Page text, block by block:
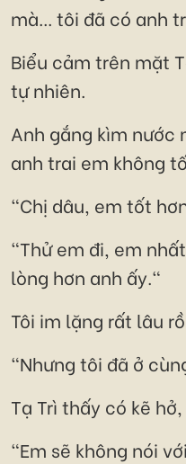
mà... tôi đã có anh
Biểu cảm trên mặt
tự nhiên.
Anh gắng kìm nước
anh trai em không
"Chị dâu, em tốt
"Thử em đi, em
lòng hơn anh ấy."
Tôi im lặng rất lâu
"Nhưng tôi đã ở
Tạ Trì thấy có kẽ
"Em sẽ không nói